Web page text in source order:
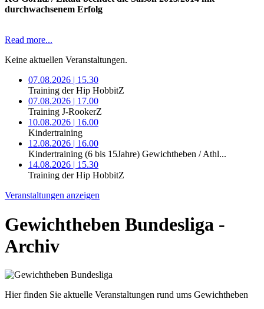
durchwachsenem Erfolg
Read more...
Keine aktuellen Veranstaltungen.
07.08.2026 | 15.30
Training der Hip HobbitZ
07.08.2026 | 17.00
Training J-RookerZ
10.08.2026 | 16.00
Kindertraining
12.08.2026 | 16.00
Kindertraining (6 bis 15Jahre) Gewichtheben / Athl...
14.08.2026 | 15.30
Training der Hip HobbitZ
Veranstaltungen anzeigen
Gewichtheben Bundesliga -
Archiv
Hier finden Sie aktuelle Veranstaltungen rund ums Gewichtheben